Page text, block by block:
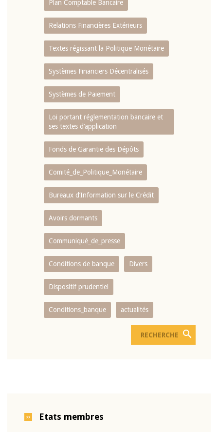
Plan Comptable Bancaire
Relations Financières Extérieurs
Textes régissant la Politique Monétaire
Systèmes Financiers Décentralisés
Systèmes de Paiement
Loi portant réglementation bancaire et
ses textes d’application
Fonds de Garantie des Dépôts
Comité_de_Politique_Monétaire
Bureaux d’Information sur le Crédit
Avoirs dormants
Communiqué_de_presse
Conditions de banque Divers
Dispositif prudentiel
Conditions_banque actualités
Etats membres